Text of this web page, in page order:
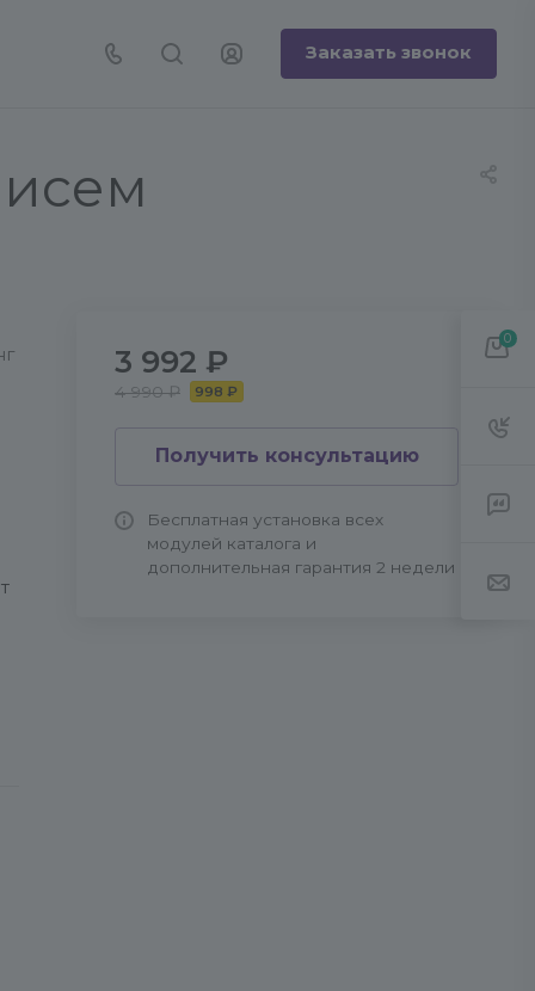
Заказать звонок
3 992 ₽
4 990 ₽ 998 ₽
Получить консультацию
Бесплатная установка всех
модулей каталога и
дополнительная гарантия 2 недели
0